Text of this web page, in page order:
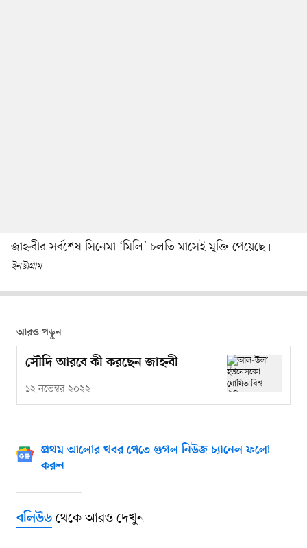
জাহ্নবীর সর্বশেষ সিনেমা ‘মিলি’ চলতি মাসেই মুক্তি পেয়েছে
ইনস্টাগ্রাম
আরও পড়ুন
সৌদি আরবে কী করছেন জাহ্নবী
১২ নভেম্বর ২০২২
প্রথম আলোর খবর পেতে গুগল নিউজ চ্যানেল ফলো
করুন
বলিউডথেকে আরও দেখুন